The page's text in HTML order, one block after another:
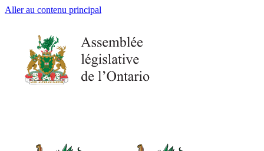
Aller au contenu principal